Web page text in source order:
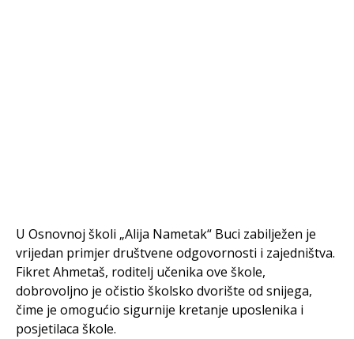
U Osnovnoj školi „Alija Nametak“ Buci zabilježen je
vrijedan primjer društvene odgovornosti i zajedništva.
Fikret Ahmetaš, roditelj učenika ove škole,
dobrovoljno je očistio školsko dvorište od snijega,
čime je omogućio sigurnije kretanje uposlenika i
posjetilaca škole.